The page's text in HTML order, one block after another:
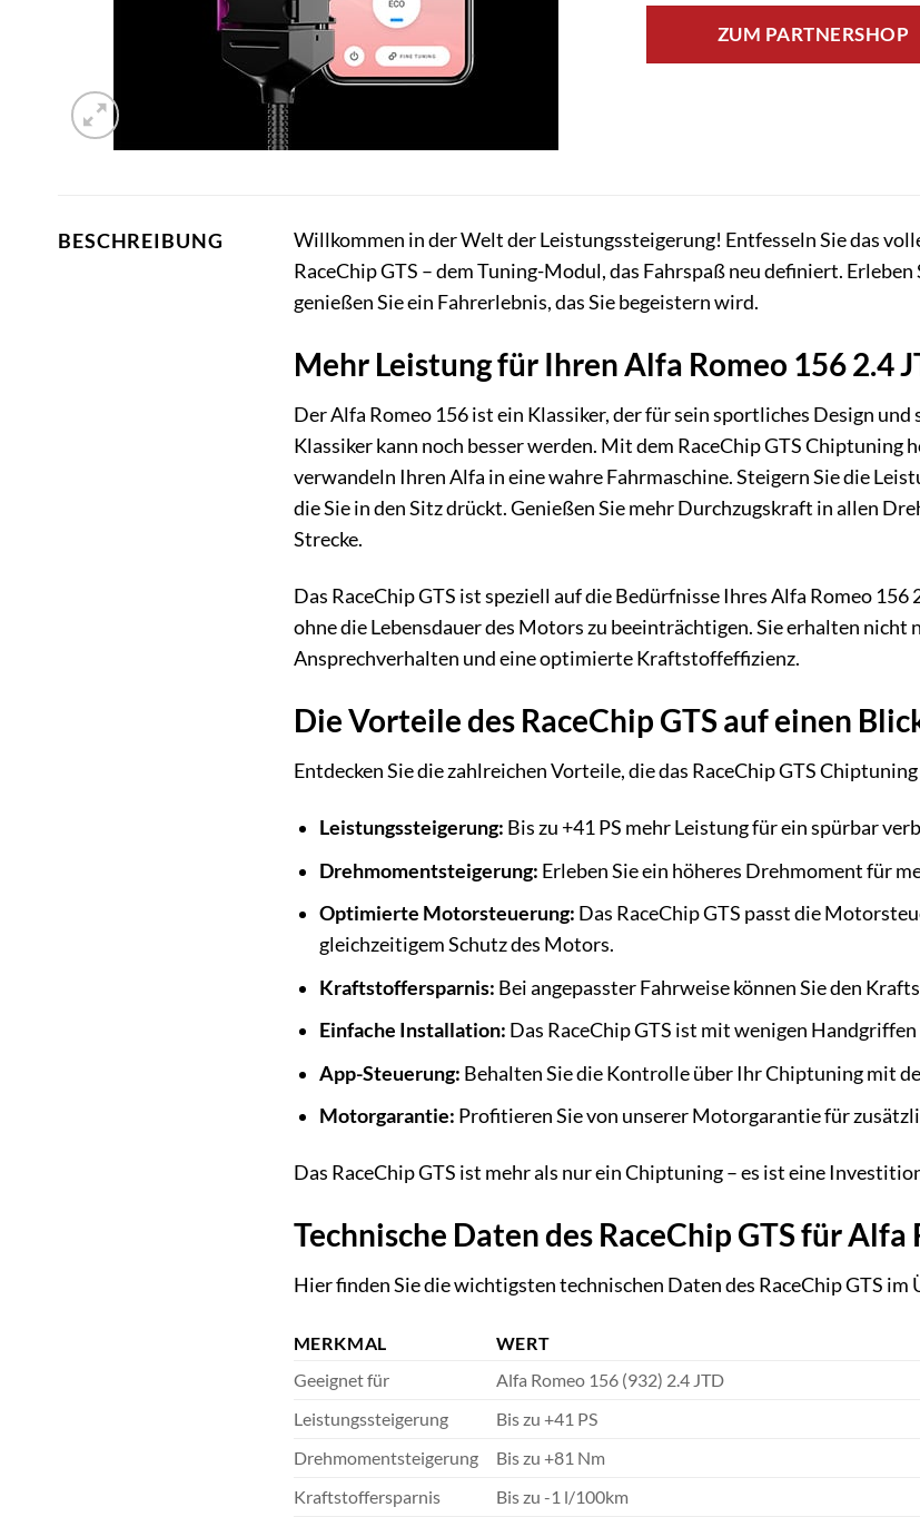
ZUM PARTNERSHOP
BESCHREIBUNG
Willkommen in der Welt der Leistungssteigerung! Entfesseln Sie das
RaceChip GTS – dem Tuning-Modul, das Fahrspaß neu definiert.
genießen Sie ein Fahrerlebnis, das Sie begeistern wird.
Mehr Leistung für Ihren Alfa Romeo 156 2.4
Der Alfa Romeo 156 ist ein Klassiker, der für sein sportliches Design
Klassiker kann noch besser werden. Mit dem RaceChip GTS
verwandeln Ihren Alfa in eine wahre Fahrmaschine. Steigern Sie die
die Sie in den Sitz drückt. Genießen Sie mehr Durchzugskraft in allen
Strecke.
Das RaceChip GTS ist speziell auf die Bedürfnisse Ihres Alfa Romeo
ohne die Lebensdauer des Motors zu beeinträchtigen. Sie erhalten nicht
Ansprechverhalten und eine optimierte Kraftstoffeffizienz.
Die Vorteile des RaceChip GTS auf einen
Entdecken Sie die zahlreichen Vorteile, die das RaceChip GTS
Leistungssteigerung: Bis zu +41 PS mehr Leistung für ein spürbar
Drehmomentsteigerung: Erleben Sie ein höheres Drehmoment für
Optimierte Motorsteuerung: Das RaceChip GTS passt die
gleichzeitigem Schutz des Motors.
Kraftstoffersparnis: Bei angepasster Fahrweise können Sie den
Einfache Installation: Das RaceChip GTS ist mit wenigen
App-Steuerung: Behalten Sie die Kontrolle über Ihr Chiptuning mit
Motorgarantie: Profitieren Sie von unserer Motorgarantie für
Das RaceChip GTS ist mehr als nur ein Chiptuning – es ist eine
Technische Daten des RaceChip GTS für Alfa
Hier finden Sie die wichtigsten technischen Daten des RaceChip GTS im
MERKMAL
WERT
Geeignet für
Alfa Romeo 156 (932) 2.4 JTD
Leistungssteigerung
Bis zu +41 PS
Drehmomentsteigerung
Bis zu +81 Nm
Kraftstoffersparnis
Bis zu -1 l/100km